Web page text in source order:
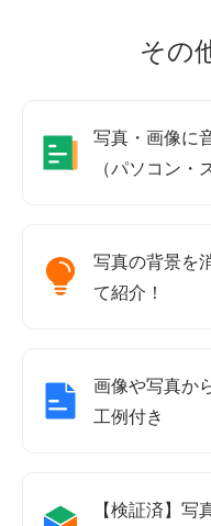
その
写真・画像に
（パソコン・
写真の背景を
て紹介！
画像や写真か
工例付き
【検証済】